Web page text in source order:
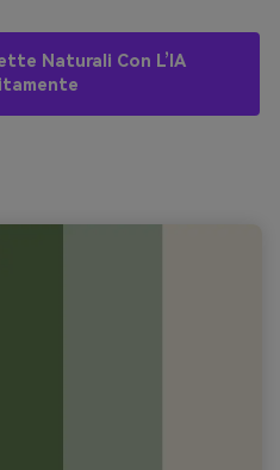
Naturali Con L’IA